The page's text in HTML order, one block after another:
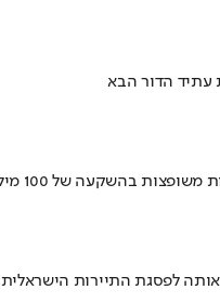
עתיד הדור הבא
לפסגת התיירות הישראלית